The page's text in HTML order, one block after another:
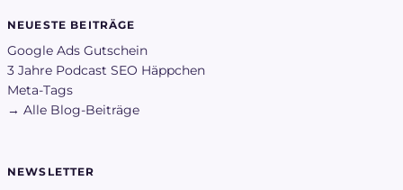
NEUESTE BEITRÄGE
Google Ads Gutschein
3 Jahre Podcast SEO Häppchen
Meta-Tags
→ Alle Blog-Beiträge
NEWSLETTER